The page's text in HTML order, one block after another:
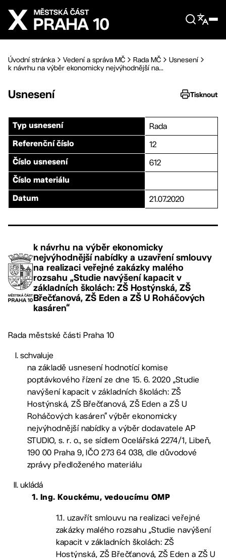
Přejít na hlavní obsah
Úvodní stránka Vedení a správa MČ Rada MČ
Usnesení
k návrhu na výběr ekonomicky nejvýhodnější na...
Usnesení Tisknout
Typ usnesení Rada
Referenční číslo 12
Číslo usnesení 612
Číslo materiálu
Datum 21.07.2020
k návrhu na výběr ekonomicky
nejvýhodnější nabídky a uzavření smlouvy
na realizaci veřejné zakázky malého
rozsahu „Studie navýšení kapacit v
základních školách: ZŠ Hostýnská, ZŠ
Břečťanová, ZŠ Eden a ZŠ U Roháčových
kasáren“
Rada městské části Praha 10
schvaluje
na základě usnesení hodnotící komise
poptávkového řízení ze dne 15. 6. 2020 „Studie
navýšení kapacit v základních školách: ZŠ
Hostýnská, ZŠ Břečťanová, ZŠ Eden a ZŠ U
Roháčových kasáren“ výběr ekonomicky
nejvýhodnější nabídky a výběr dodavatele AP
STUDIO, s. r. o., se sídlem Ocelářská 2274/1, Libeň,
190 00 Praha 9, IČO 273 64 038, dle důvodové
zprávy předloženého materiálu
ukládá
1. Ing. Kouckému, vedoucímu OMP
1.1. uzavřít smlouvu na realizaci veřejné
zakázky malého rozsahu „Studie navýšení
kapacit v základních školách: ZŠ
Hostýnská, ZŠ Břečťanová, ZŠ Eden a ZŠ U